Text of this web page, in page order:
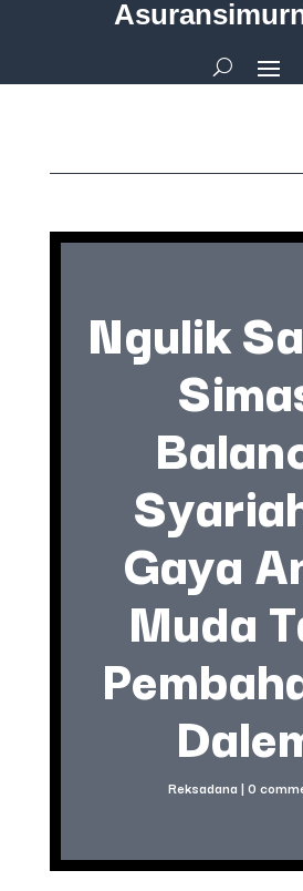
Ngulik
Gaya
Muda
Reksadana | 0